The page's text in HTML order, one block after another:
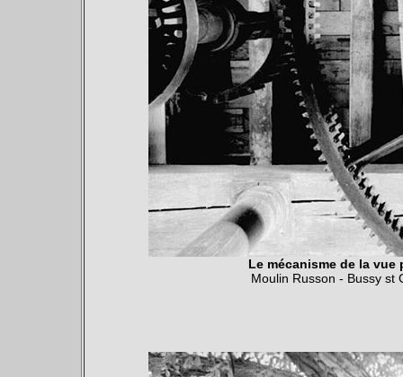
Le mécanisme de la
Moulin Russon - Bussy st